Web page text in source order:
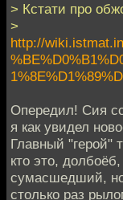
> Кстати про
>
http://
Опередил! Сия
я как увидел
Главный "герой"
кто это,
сумасшедший, но
столько раз